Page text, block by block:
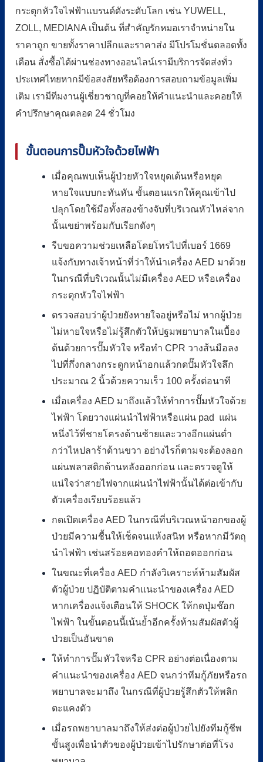
กระตุกหัวใจไฟฟ้าแบรนด์ดังระดับโลก เช่น YUWELL,
ZOLL, MEDIANA เป็นต้น ที่สำคัญรักหมอเราจำหน่ายใน
ราคาถูก ขายทั้งราคาปลีกและราคาส่ง มีโปรโมชั่นตลอดทั้ง
เดือน สั่งซื้อได้ผ่านช่องทางออนไลน์เรามีบริการจัดส่งทั่ว
ประเทศไทยหากมีข้อสงสัยหรือต้องการสอบถามข้อมูลเพิ่ม
เติม เรามีทีมงานผู้เชี่ยวชาญที่คอยให้คำแนะนำและคอยให้
คำปรึกษาคุณตลอด 24 ชั่วโมง
ขั้นตอนการปั๊มหัวใจด้วยไฟฟ้า
เมื่อคุณพบเห็นผู้ป่วยหัวใจหยุดเต้นหรือหยุด
หายใจแบบกะทันหัน ขั้นตอนแรกให้คุณเข้าไป
ปลุกโดยใช้มือทั้งสองข้างจับที่บริเวณหัวไหล่จาก
นั้นเขย่าพร้อมกับเรียกดังๆ
รีบขอความช่วยเหลือโดยโทรไปที่เบอร์ 1669
แจ้งกับทางเจ้าหน้าที่ว่าให้นำเครื่อง AED มาด้วย
ในกรณีที่บริเวณนั้นไม่มีเครื่อง AED หรือเครื่อง
กระตุกหัวใจไฟฟ้า
ตรวจสอบว่าผู้ป่วยยังหายใจอยู่หรือไม่ หากผู้ป่วย
ไม่หายใจหรือไม่รู้สึกตัวให้ปฐมพยาบาลในเบื้อง
ต้นด้วยการปั๊มหัวใจ หรือทำ CPR วางส้นมือลง
ไปที่กึ่งกลางกระดูกหน้าอกแล้วกดปั๊มหัวใจลึก
ประมาณ 2 นิ้วด้วยความเร็ว 100 ครั้งต่อนาที
เมื่อเครื่อง AED มาถึงแล้วให้ทำการปั๊มหัวใจด้วย
ไฟฟ้า โดยวางแผ่นนำไฟฟ้าหรือแผ่น pad แผ่น
หนึ่งไว้ที่ชายโครงด้านซ้ายและวางอีกแผ่นต่ำ
กว่าไหปลาร้าด้านขวา อย่างไรก็ตามจะต้องลอก
แผ่นพลาสติกด้านหลังออกก่อน และตรวจดูให้
แน่ใจว่าสายไฟจากแผ่นนำไฟฟ้านั้นได้ต่อเข้ากับ
ตัวเครื่องเรียบร้อยแล้ว
กดเปิดเครื่อง AED ในกรณีที่บริเวณหน้าอกของผู้
ป่วยมีความชื้นให้เช็ดจนแห้งสนิท หรือหากมีวัตถุ
นำไฟฟ้า เช่นสร้อยคอทองคำให้ถอดออกก่อน
ในขณะที่เครื่อง AED กำลังวิเคราะห์ห้ามสัมผัส
ตัวผู้ป่วย ปฏิบัติตามคำแนะนำของเครื่อง AED
หากเครื่องแจ้งเตือนให้ SHOCK ให้กดปุ่มช๊อก
ไฟฟ้า ในขั้นตอนนี้เน้นย้ำอีกครั้งห้ามสัมผัสตัวผู้
ป่วยเป็นอันขาด
ให้ทำการปั๊มหัวใจหรือ CPR อย่างต่อเนื่องตาม
คำแนะนำของเครื่อง AED จนกว่าทีมกู้ภัยหรือรถ
พยาบาลจะมาถึง ในกรณีที่ผู้ป่วยรู้สึกตัวให้พลิก
ตะแคงตัว
เมื่อรถพยาบาลมาถึงให้ส่งต่อผู้ป่วยไปยังทีมกู้ชีพ
ขั้นสูงเพื่อนำตัวของผู้ป่วยเข้าไปรักษาต่อที่โรง